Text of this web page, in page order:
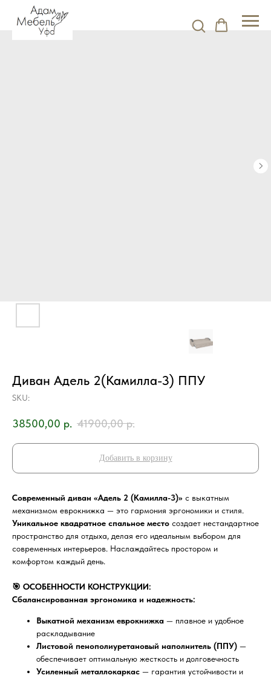
Диван Адель 2(Камилла-3) ППУ
SKU:
38500,00 р. 41900,00 р.
Добавить в корзину
Современный диван «Адель 2 (Камилла-3)» с выкатным
механизмом еврокнижка — это гармония эргономики и стиля.
Уникальное квадратное спальное место создает нестандартное
пространство для отдыха, делая его идеальным выбором для
современных интерьеров. Наслаждайтесь простором и
комфортом каждый день.
🎯 ОСОБЕННОСТИ КОНСТРУКЦИИ:
Сбалансированная эргономика и надежность:
Выкатной механизм еврокнижка — плавное и удобное
раскладывание
Листовой пенополиуретановый наполнитель (ППУ) —
обеспечивает оптимальную жесткость и долговечность
Усиленный металлокаркас — гарантия устойчивости и